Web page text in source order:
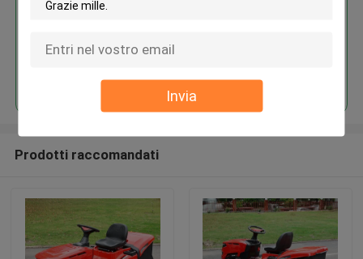
Invia
Prodotti raccomandati